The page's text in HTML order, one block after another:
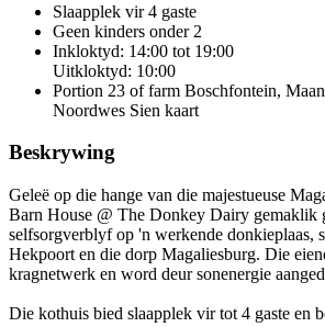
Slaapplek vir 4 gaste
Geen kinders onder 2
Inkloktyd: 14:00 tot 19:00
Uitkloktyd: 10:00
Portion 23 of farm Boschfontein,
Noordwes Sien kaart
Beskrywing
Geleë op die hange van die majestueuse
Barn House @ The Donkey Dairy gemaklik
selfsorgverblyf op 'n werkende donkieplaas,
Hekpoort en die dorp Magaliesburg. Die
kragnetwerk en word deur sonenergie
Die kothuis bied slaapplek vir tot 4 gaste en